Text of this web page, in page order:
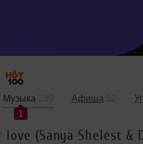
Музыка
1
Афиша
love (Sanya Shelest &